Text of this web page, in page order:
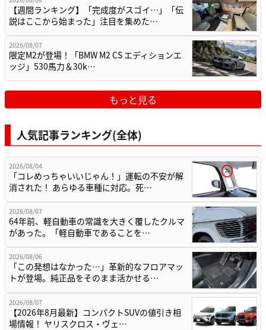
【週間ランキング】「完成度がスゴイ…」「伝
説はここから始まった」注目を集めた…
2026/08/07
限定M2が登場！「BMW M2 CS エディションエ
ッジ」530馬力＆30k…
もっと見る
人気記事ランキング(全体)
2026/08/04
「コレめっちゃいいじゃん！」運転の不安が解
消された！ あらゆる車種に対応。死…
2026/08/07
64年前、軽自動車の常識を大きく覆したクルマ
があった。「軽自動車であることを…
2026/08/06
「この発想はなかった…」革新的なフロアマッ
トが登場。純正品をそのまま活かせる…
2026/08/07
【2026年8月最新】コンパクトSUVの値引き相
場情報！ ヤリスクロス・ヴェ…